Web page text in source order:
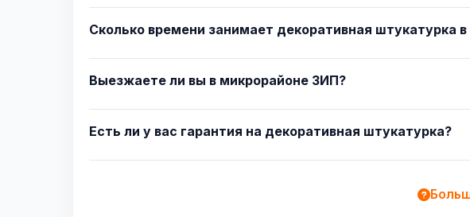
Сколько времени занимает декоративная штукатурка
Выезжаете ли вы в микрорайоне ЗИП?
Есть ли у вас гарантия на декоративная штукатурка?